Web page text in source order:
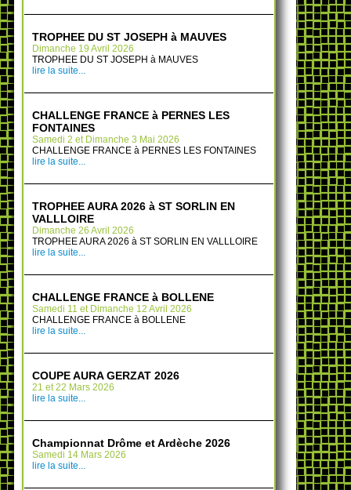
TROPHEE DU ST JOSEPH à MAUVES
Dimanche 19 Avril 2026
TROPHEE DU ST JOSEPH à MAUVES
lire la suite...
CHALLENGE FRANCE à PERNES LES
FONTAINES
Samedi 2 et Dimanche 3 Mai 2026
CHALLENGE FRANCE à PERNES LES FONTAINES
lire la suite...
TROPHEE AURA 2026 à ST SORLIN EN
VALLLOIRE
Dimanche 26 Avril 2026
TROPHEE AURA 2026 à ST SORLIN EN VALLLOIRE
lire la suite...
CHALLENGE FRANCE à BOLLENE
Samedi 11 et Dimanche 12 Avril 2026
CHALLENGE FRANCE à BOLLENE
lire la suite...
COUPE AURA GERZAT 2026
21 et 22 Mars 2026
lire la suite...
Championnat Drôme et Ardèche 2026
Samedi 14 Mars 2026
lire la suite...